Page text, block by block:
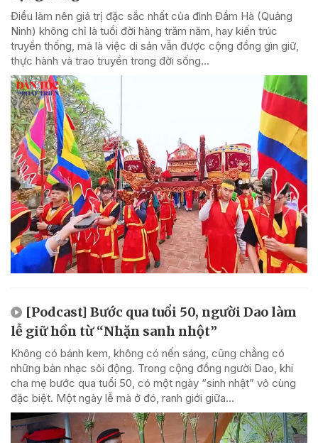
Điều làm nên giá trị đặc sắc nhất của đình Đầm Hà (Quảng
Ninh) không chỉ là tuổi đời hàng trăm năm, hay kiến trúc
truyền thống, mà là việc di sản vẫn được cộng đồng gìn giữ,
thực hành và trao truyền trong đời sống...
[Podcast] Bước qua tuổi 50, người Dao làm
lễ giữ hồn từ “Nhặn sanh nhột”
Không có bánh kem, không có nến sáng, cũng chẳng có
những bản nhạc sôi động. Trong cộng đồng người Dao, khi
cha mẹ bước qua tuổi 50, có một ngày “sinh nhật” vô cùng
đặc biệt. Một ngày lễ mà ở đó, ranh giới giữa...